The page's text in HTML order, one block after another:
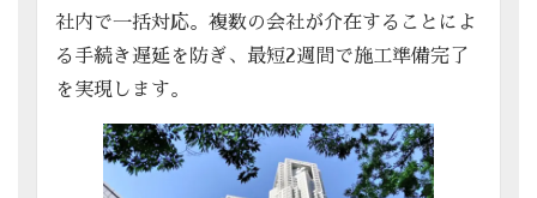
社内で一括対応。複数の会社が介在することによ
る手続き遅延を防ぎ、最短2週間で施工準備完了
を実現します。